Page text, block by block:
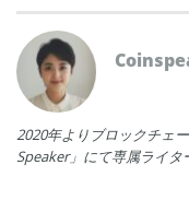
2020年よりブロックチェ
Speaker」にて専属ライタ